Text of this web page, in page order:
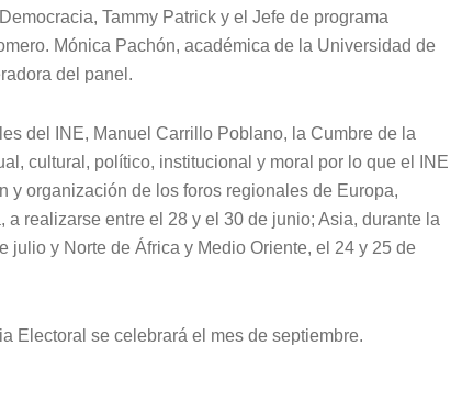
Tammy Patrick y el Jefe de programa
Mónica Pachón, académica de la Universidad de
del panel.
del INE, Manuel Carrillo Poblano, la Cumbre de la
cultural, político, institucional y moral por lo que el INE
y organización de los foros regionales de Europa,
realizarse entre el 28 y el 30 de junio; Asia, durante la
julio y Norte de África y Medio Oriente, el 24 y 25 de
Electoral se celebrará el mes de septiembre.